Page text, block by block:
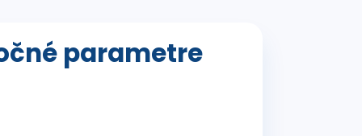
parametre